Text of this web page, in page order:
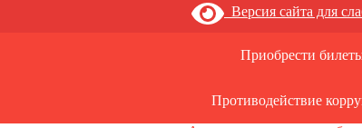
Версия сайта для
Приобрести
Противодействие